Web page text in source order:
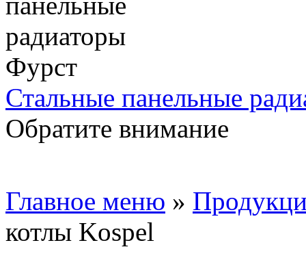
Стальные панельные
Обратите внимание
Главное меню »
котлы Kospel